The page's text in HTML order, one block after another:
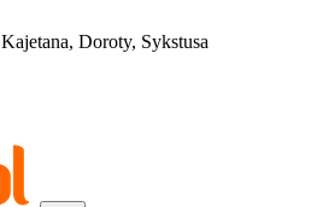
Kajetana, Doroty, Sykstusa